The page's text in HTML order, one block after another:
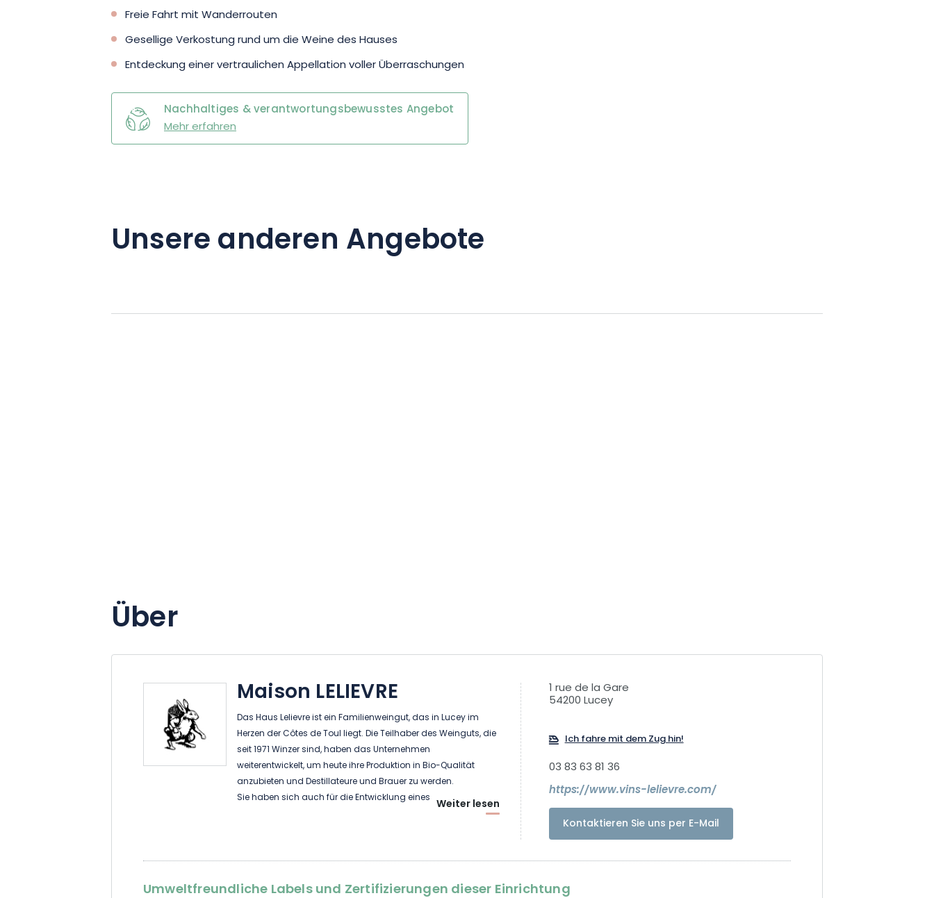
Freie Fahrt mit Wanderrouten
Gesellige Verkostung rund um die Weine des Hauses
Entdeckung einer vertraulichen Appellation voller Überraschungen
Nachhaltiges & verantwortungsbewusstes Angebot
Mehr erfahren
Unsere anderen Angebote
Über
Maison LELIEVRE
Das Haus Lelievre ist ein Familienweingut, das in Lucey im
Herzen der Côtes de Toul liegt. Die Teilhaber des Weinguts, die
seit 1971 Winzer sind, haben das Unternehmen
weiterentwickelt, um heute ihre Produktion in Bio-Qualität
anzubieten und Destillateure und Brauer zu werden.
Sie haben sich auch für die Entwicklung eines
önotouristischen Angebots entschieden, um die Attraktivität
Weingut ist die Besichtigung des Weinkellers und die
Seit kurzem haben die Winzer ein neues Angebot eingeführt,
Weiter lesen
1 rue de la Gare
54200 Lucey
Ich fahre mit dem Zug hin!
03 83 63 81 36
https://www.vins-lelievre.com/
Kontaktieren Sie uns per E-Mail
Umweltfreundliche Labels und Zertifizierungen dieser Einrichtung